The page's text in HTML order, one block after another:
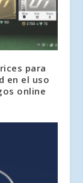
para
en el uso
online